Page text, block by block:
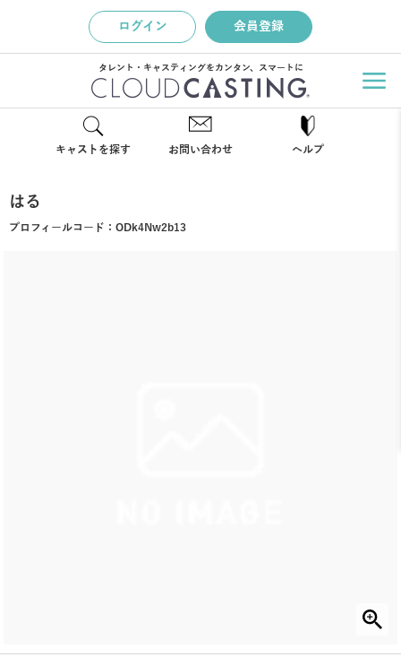
ログイン 会員登録
タレント・キャスティングをカンタン、スマートに
キャストを探す お問い合わせ ヘルプ
はる
プロフィールコード： ODk4Nw2b13